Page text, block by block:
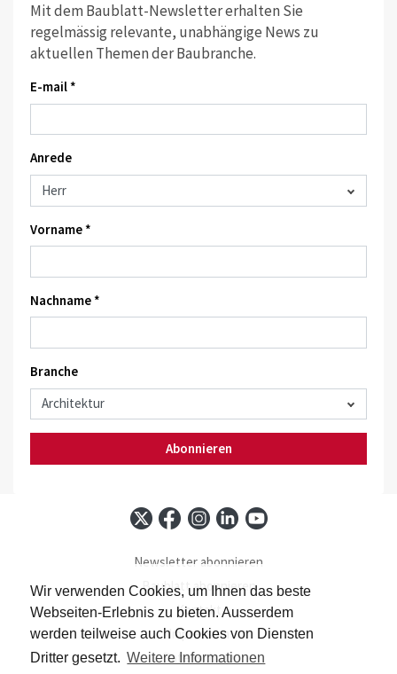
Wir verwenden Cookies, um Ihnen das beste
Webseiten-Erlebnis zu bieten. Ausserdem
werden teilweise auch Cookies von Diensten
Dritter gesetzt. Weitere Informationen
Mit dem Baublatt-Newsletter erhalten Sie
regelmässig relevante, unabhängige News zu
aktuellen Themen der Baubranche.
E-mail *
Anrede
Vorname *
Nachname *
Branche
Abonnieren
Newsletter abonnieren
Baublatt abonnieren
Kontakt
Impressum
Datenschutz